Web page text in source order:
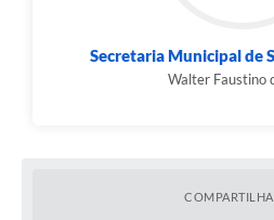
Secretaria Municipal de
Walter Faustino